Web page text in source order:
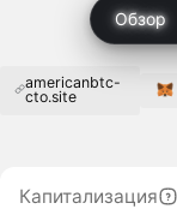
Обзор
americanbtc-
cto.site
Капитализация